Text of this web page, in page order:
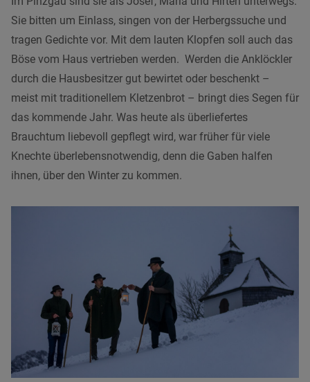
Sie bitten um Einlass, singen von der Herbergssuche und
tragen Gedichte vor. Mit dem lauten Klopfen soll auch das
Böse vom Haus vertrieben werden. Werden die Anklöckler
durch die Hausbesitzer gut bewirtet oder beschenkt –
meist mit traditionellem Kletzenbrot – bringt dies Segen für
das kommende Jahr. Was heute als überliefertes
Brauchtum liebevoll gepflegt wird, war früher für viele
Knechte überlebensnotwendig, denn die Gaben halfen
ihnen, über den Winter zu kommen.